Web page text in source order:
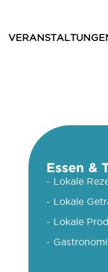
Essen &
- Lokale
- Lokale
- Lokale
-